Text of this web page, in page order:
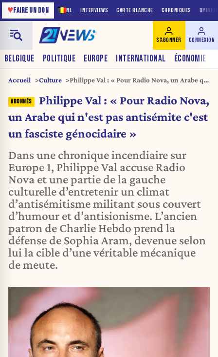
NL INTERVIEWS CARTE BLANCHE CHRONIQUES
♥FAIRE UN DON
BELGIQUE POLITIQUE EUROPE INTERNATIONAL ÉCONOMIE
S'ABONNER CONNEXION
Accueil Culture
Philippe Val : « Pour Radio Nova, un Arabe qui
génocidaire »
Philippe Val : « Pour Radio Nova,
un Arabe qui n'est pas antisémite c'est
un fasciste génocidaire »
Dans une chronique incendiaire sur
Europe 1, Philippe Val accuse Radio
Nova et une partie de la gauche
culturelle d’entretenir un climat
d’antisémitisme militant sous couvert
d’humour et d’antisionisme. L’ancien
patron de Charlie Hebdo prend la
défense de Sophia Aram, devenue selon
lui la cible d’une véritable mécanique
de meute.